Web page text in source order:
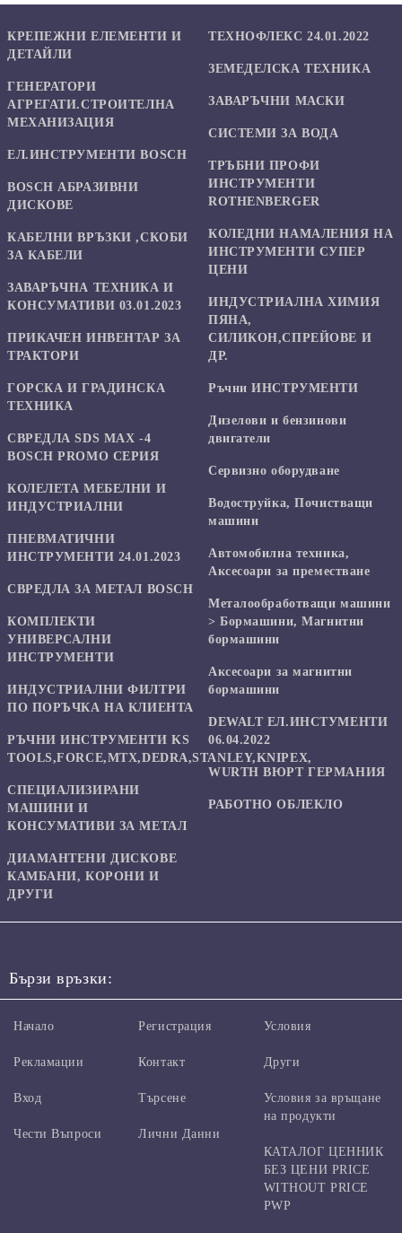
КРЕПЕЖНИ ЕЛЕМЕНТИ И
ДЕТАЙЛИ
ГЕНЕРАТОРИ
АГРЕГАТИ.СТРОИТЕЛНА
МЕХАНИЗАЦИЯ
ЕЛ.ИНСТРУМЕНТИ BOSCH
BOSCH АБРАЗИВНИ
ДИСКОВЕ
КАБЕЛНИ ВРЪЗКИ ,СКОБИ
ЗА КАБЕЛИ
ЗАВАРЪЧНА ТЕХНИКА И
КОНСУМАТИВИ 03.01.2023
ПРИКАЧЕН ИНВЕНТАР ЗА
ТРАКТОРИ
ГОРСКА И ГРАДИНСКА
ТЕХНИКА
СВРЕДЛА SDS MAX -4
BOSCH PROMO СЕРИЯ
КОЛЕЛЕТА МЕБЕЛНИ И
ИНДУСТРИАЛНИ
ПНЕВМАТИЧНИ
ИНСТРУМЕНТИ 24.01.2023
СВРЕДЛА ЗА МЕТАЛ BOSCH
КОМПЛЕКТИ
УНИВЕРСАЛНИ
ИНСТРУМЕНТИ
ИНДУСТРИАЛНИ ФИЛТРИ
ПО ПОРЪЧКА НА КЛИЕНТА
РЪЧНИ ИНСТРУМЕНТИ KS
TOOLS,FORCE,MTX,DEDRA,STANLEY,KNIPEX,
СПЕЦИАЛИЗИРАНИ
МАШИНИ И
КОНСУМАТИВИ ЗА МЕТАЛ
ДИАМАНТЕНИ ДИСКОВЕ
КАМБАНИ, КОРОНИ И
ДРУГИ
ТЕХНОФЛЕКС 24.01.2022
ЗЕМЕДЕЛСКА ТЕХНИКА
ЗАВАРЪЧНИ МАСКИ
СИСТЕМИ ЗА ВОДА
ТРЪБНИ ПРОФИ
ИНСТРУМЕНТИ
ROTHENBERGER
КОЛЕДНИ НАМАЛЕНИЯ НА
ИНСТРУМЕНТИ СУПЕР
ЦЕНИ
ИНДУСТРИАЛНА ХИМИЯ
ПЯНА,
СИЛИКОН,СПРЕЙОВЕ И
ДР.
Ръчни ИНСТРУМЕНТИ
Дизелови и бензинови
двигатели
Сервизно оборудване
Водоструйка, Почистващи
машини
Автомобилна техника,
Аксесоари за преместване
Mеталообработващи машини
> Бормашини, Магнитни
бормашини
Аксесоари за магнитни
бормашини
DEWALT ЕЛ.ИНСТУМЕНТИ
06.04.2022
WURTH ВЮРТ ГЕРМАНИЯ
РАБОТНО ОБЛЕКЛО
Бързи връзки:
Начало
Рекламации
Вход
Чести Въпроси
Регистрация
Контакт
Търсене
Лични Данни
Условия
Други
Условия за връщане
на продукти
КАТАЛОГ ЦЕННИК
БЕЗ ЦЕНИ PRICE
WITHOUT PRICE
PWP